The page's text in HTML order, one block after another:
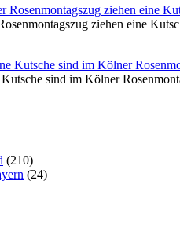
ziehen eine
sind im Kölner
(210)
(24)